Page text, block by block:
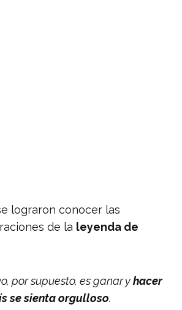
lograron conocer las
de la leyenda de
por supuesto, es ganar yhacer
se sienta orgulloso.